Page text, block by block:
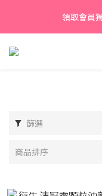
【新會員】即日起
「
領取會員
【新會員】即日起
篩選
商品排序